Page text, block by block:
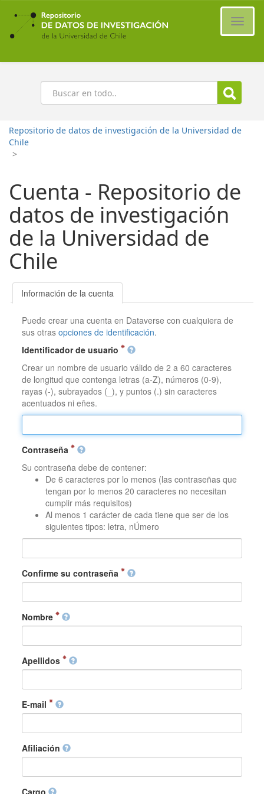
Ir
contenido
principal
Buscar
Repositorio de datos de investigación de la Universidad de
Chile
>
Cuenta - Repositorio de
datos de investigación
de la Universidad de
Chile
Información de la cuenta
Puede crear una cuenta en Dataverse con cualquiera de
sus otrasopciones de identificación.
Identificador de usuario
Crear un nombre de usuario válido de 2 a 60 caracteres
de longitud que contenga letras (a-Z), números (0-9),
rayas (-), subrayados (_), y puntos (.) sin caracteres
acentuados ni eñes.
Contraseña
Su contraseña debe de contener:
De 6 caracteres por lo menos (las contraseñas que
tengan por lo menos 20 caracteres no necesitan
cumplir más requisitos)
Al menos 1 carácter de cada tiene que ser de los
siguientes tipos: letra, nÚmero
Confirme su contraseña
Nombre
Apellidos
E-mail
Afiliación
Cargo